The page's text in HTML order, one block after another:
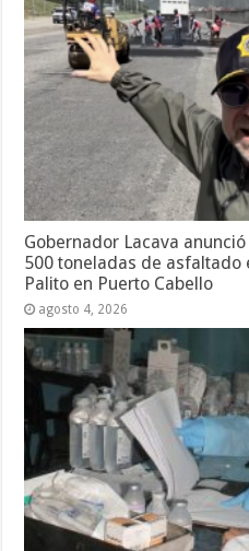
Gobernador Lacava
500 toneladas de asfaltado
Palito en Puerto Cabello
agosto 4, 2026